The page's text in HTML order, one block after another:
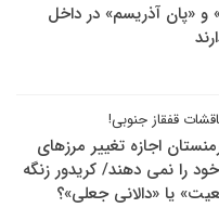
و «پان آذریسم» در داخل
اجازه تغییر مرزهای
را نمی دهند/ کریدور زنگه
یا «دالانی جعلی»؟